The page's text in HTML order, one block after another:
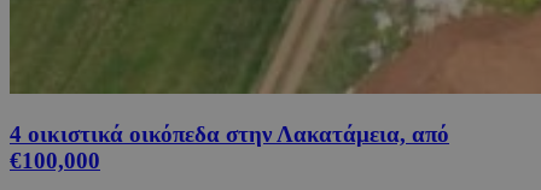
4 οικιστικά οικόπεδα στην Λακατάμεια, από
€100,000